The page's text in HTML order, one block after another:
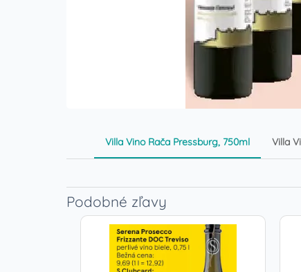
Villa Vino Rača Pressburg, 750ml Villa
Podobné zľavy